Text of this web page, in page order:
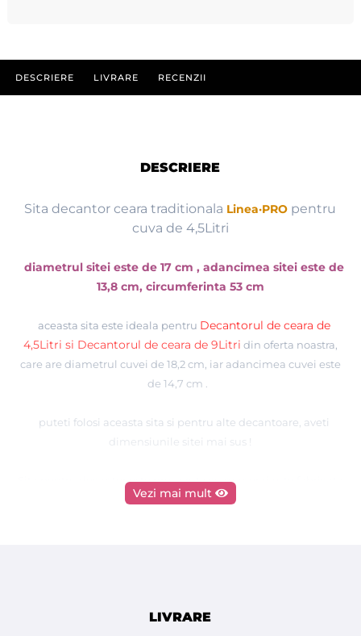
DESCRIERE LIVRARE RECENZII
DESCRIERE
Sita decantor ceara traditionala Linea·PRO pentru
cuva de 4,5Litri
diametrul sitei este de 17 cm , adancimea sitei este de
13,8 cm, circumferinta 53 cm
aceasta sita este ideala pentru Decantorul de ceara de
4,5Litri si Decantorul de ceara de 9Litri din oferta noastra,
care are diametrul cuvei de 18,2 cm, iar adancimea cuvei este
de 14,7 cm .
puteti folosi aceasta sita si pentru alte decantoare, aveti
dimensiunile sitei mai sus !
Sita pentru decantor este prevazuta cu maner si este fabricata
in Spania.
Vezi mai mult
LIVRARE